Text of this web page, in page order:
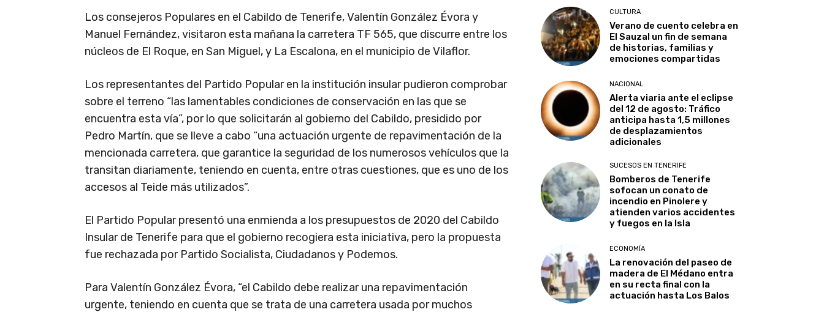
Los consejeros Populares en el Cabildo de Tenerife, Valentín González Évora y
Manuel Fernández, visitaron esta mañana la carretera TF 565, que discurre entre los
núcleos de El Roque, en San Miguel, y La Escalona, en el municipio de Vilaflor.
Los representantes del Partido Popular en la institución insular pudieron comprobar
sobre el terreno “las lamentables condiciones de conservación en las que se
encuentra esta vía”, por lo que solicitarán al gobierno del Cabildo, presidido por
Pedro Martín, que se lleve a cabo “una actuación urgente de repavimentación de la
mencionada carretera, que garantice la seguridad de los numerosos vehículos que la
transitan diariamente, teniendo en cuenta, entre otras cuestiones, que es uno de los
accesos al Teide más utilizados”.
El Partido Popular presentó una enmienda a los presupuestos de 2020 del Cabildo
Insular de Tenerife para que el gobierno recogiera esta iniciativa, pero la propuesta
fue rechazada por Partido Socialista, Ciudadanos y Podemos.
Para Valentín González Évora, “el Cabildo debe realizar una repavimentación
urgente, teniendo en cuenta que se trata de una carretera usada por muchos
CULTURA
Verano de cuento celebra en
El Sauzal un fin de semana
de historias, familias y
emociones compartidas
NACIONAL
Alerta viaria ante el eclipse
del 12 de agosto: Tráfico
anticipa hasta 1,5 millones
de desplazamientos
adicionales
SUCESOS EN TENERIFE
Bomberos de Tenerife
sofocan un conato de
incendio en Pinolere y
atienden varios accidentes
y fuegos en la Isla
ECONOMÍA
La renovación del paseo de
madera de El Médano entra
en su recta final con la
actuación hasta Los Balos